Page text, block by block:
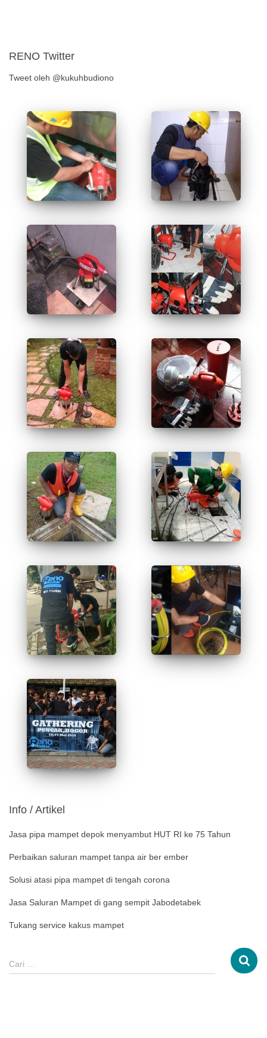
RENO Twitter
Tweet oleh @kukuhbudiono
Info / Artikel
Jasa pipa mampet depok menyambut HUT RI ke 75 Tahun
Perbaikan saluran mampet tanpa air ber ember
Solusi atasi pipa mampet di tengah corona
Jasa Saluran Mampet di gang sempit Jabodetabek
Tukang service kakus mampet
Cari …